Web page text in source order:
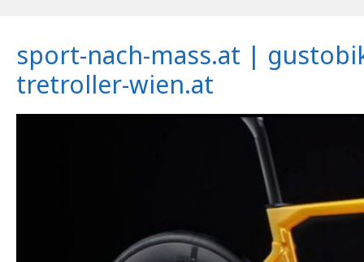
sport-nach-mass.at |
tretroller-wien.at